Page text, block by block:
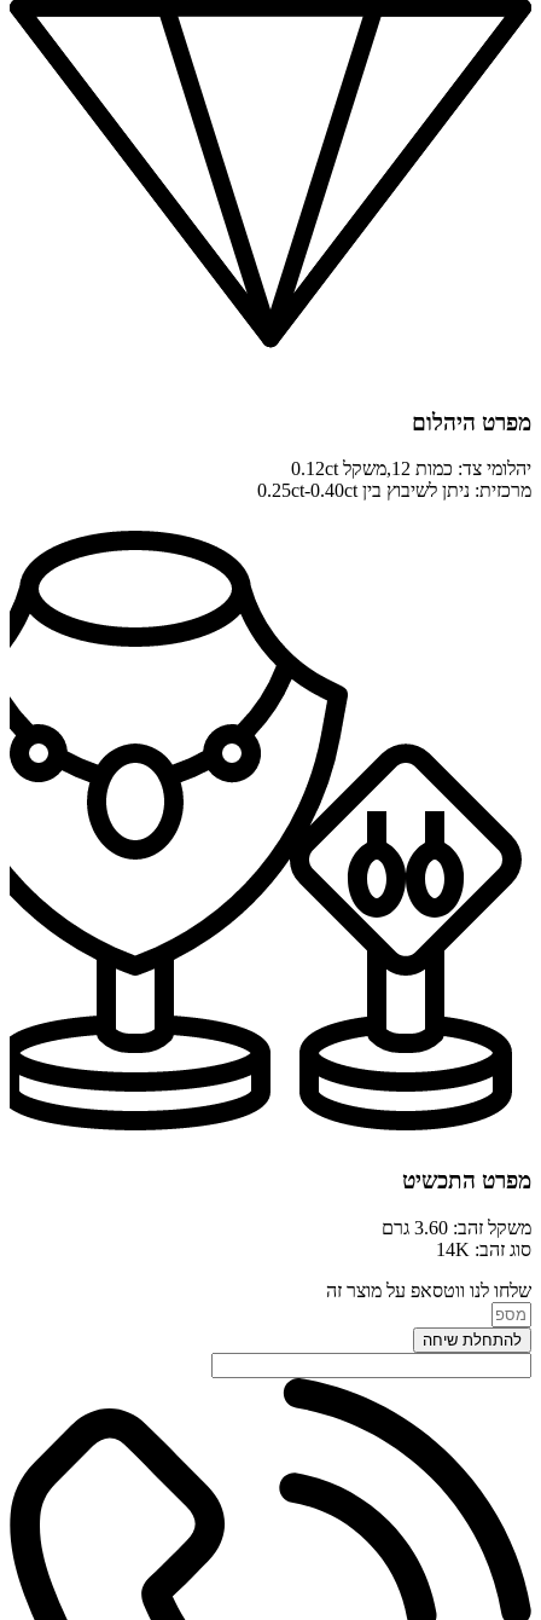
מפרט היהלום
יהלומי צד: כמות 12,משקל 0.12ct
מרכזית: ניתן לשיבוץ בין 0.25ct-0.40ct
מפרט התכשיט
משקל זהב: 3.60 גרם
סוג זהב: 14K
שלחו לנו ווטסאפ על מוצר זה
להתחלת שיחה